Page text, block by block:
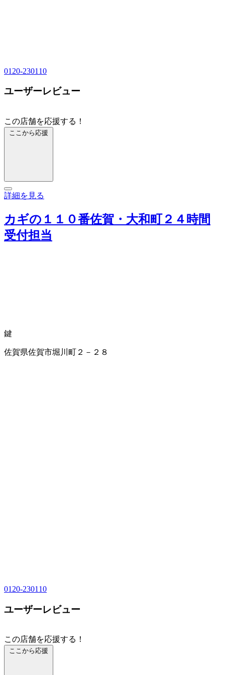
0120-230110
ユーザーレビュー
この店舗を応援する！
ここから応援
詳細を見る
カギの１１０番佐賀・大和町２４時間
受付担当
鍵
佐賀県佐賀市堀川町２－２８
0120-230110
ユーザーレビュー
この店舗を応援する！
ここから応援